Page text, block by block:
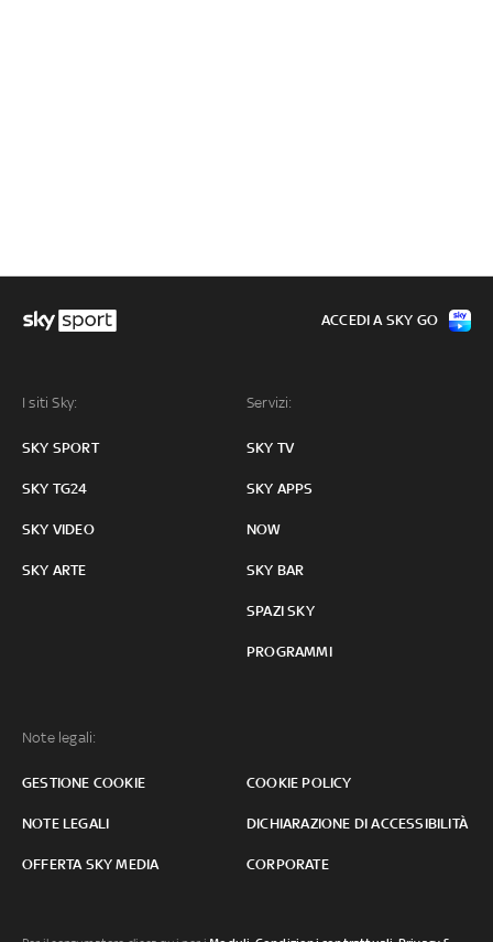
I siti Sky:
SKY SPORT
SKY TG24
SKY VIDEO
SKY ARTE
Servizi:
SKY TV
SKY APPS
NOW
SKY BAR
SPAZI SKY
PROGRAMMI
Note legali:
GESTIONE COOKIE COOKIE POLICY
NOTE LEGALI DICHIARAZIONE DI ACCESSIBILITÀ
OFFERTA SKY MEDIA CORPORATE
ACCEDI A SKY GO